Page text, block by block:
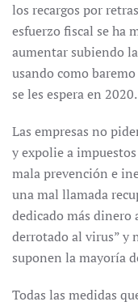
los recargos por
esfuerzo fiscal se ha
aumentar subiendo
usando como
se les espera en
Las empresas no
y expolie a
mala prevención e
una mal llamada
dedicado más dinero
derrotado al virus” y
suponen la mayoría
Todas las medidas